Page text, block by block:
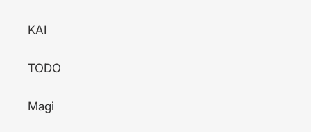
KAI
TODO
Magi